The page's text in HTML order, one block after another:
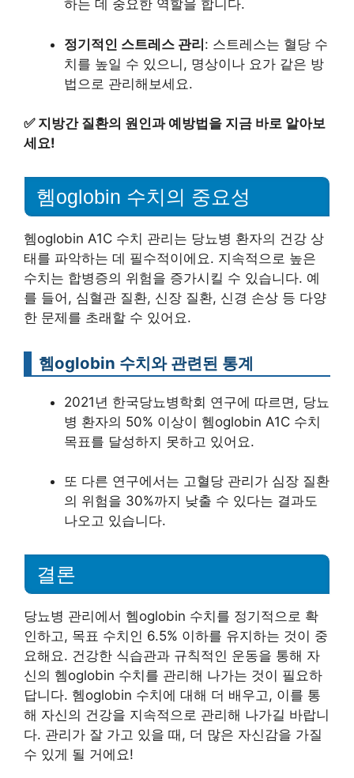
하는 데 중요한 역할을 합니다.
정기적인 스트레스 관리: 스트레스는 혈당 수
치를 높일 수 있으니, 명상이나 요가 같은 방
법으로 관리해보세요.
✅ 지방간 질환의 원인과 예방법을 지금 바로 알아보
세요!
헴oglobin 수치의 중요성
헴oglobin A1C 수치 관리는 당뇨병 환자의 건강 상
태를 파악하는 데 필수적이에요. 지속적으로 높은
수치는 합병증의 위험을 증가시킬 수 있습니다. 예
를 들어, 심혈관 질환, 신장 질환, 신경 손상 등 다양
한 문제를 초래할 수 있어요.
헴oglobin 수치와 관련된 통계
2021년 한국당뇨병학회 연구에 따르면, 당뇨
병 환자의 50% 이상이 헴oglobin A1C 수치
목표를 달성하지 못하고 있어요.
또 다른 연구에서는 고혈당 관리가 심장 질환
의 위험을 30%까지 낮출 수 있다는 결과도
나오고 있습니다.
결론
당뇨병 관리에서 헴oglobin 수치를 정기적으로 확
인하고, 목표 수치인 6.5% 이하를 유지하는 것이 중
요해요. 건강한 식습관과 규칙적인 운동을 통해 자
신의 헴oglobin 수치를 관리해 나가는 것이 필요하
답니다. 헴oglobin 수치에 대해 더 배우고, 이를 통
해 자신의 건강을 지속적으로 관리해 나가길 바랍니
다. 관리가 잘 가고 있을 때, 더 많은 자신감을 가질
수 있게 될 거에요!